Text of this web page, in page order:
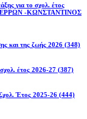
για το σχολ. έτος
-ΚΩΝΣΤΑΝΤΙΝΟΣ
και της ζωής 2026 (348)
έτος 2026-27 (387)
Έτος 2025-26 (444)